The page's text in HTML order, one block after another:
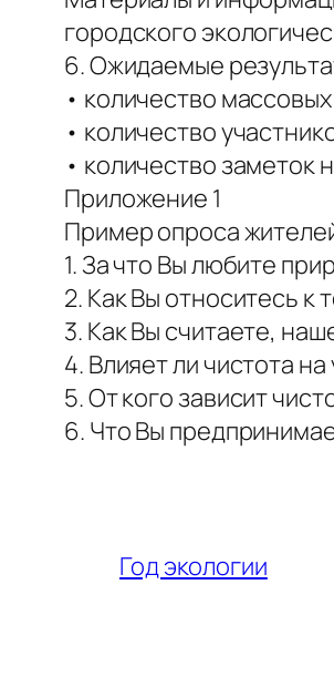
городского
6. Ожидаемые
• количество
• количество
• количество заметок
Приложение 1
Пример опроса
1. За что Вы любите
2. Как Вы относитесь к
3. Как Вы считаете,
4. Влияет ли чистота
5. От кого зависит
6. Что Вы
Год экологии